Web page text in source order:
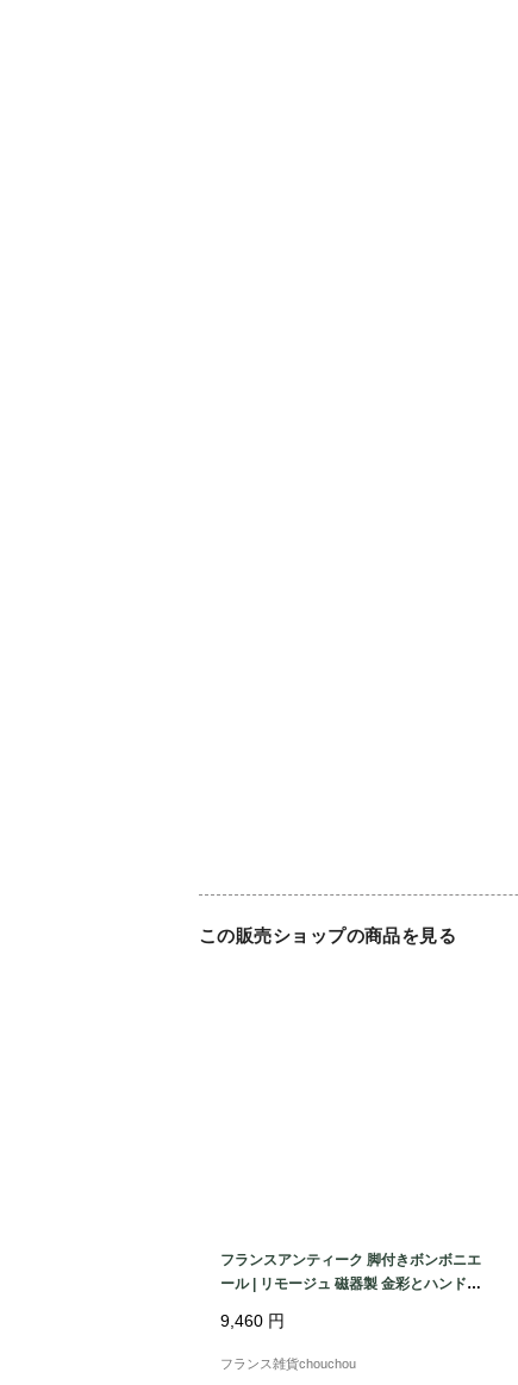
この販売ショップの商品を見る
フランスアンティーク 脚付きボンボニエ
ール | リモージュ 磁器製 金彩とハンドペ
9,460 円
フランス雑貨chouchou